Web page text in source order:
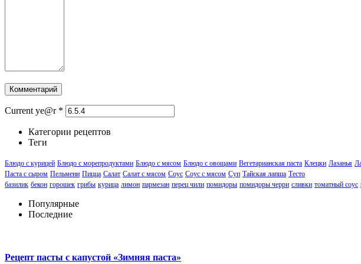
Current ye@r *
Категории рецептов
Теги
Блюдо с курицей Блюдо с морепродуктами Блюдо с мясом Блюдо с овощами Вегетарианская паста Клецки Лазанья
Паста с сыром Пельмени Пицца Салат Салат с мясом Соус Соус с мясом Суп Тайская лапша Тесто
базилик бекон горошек грибы курица лимон пармезан перец чили помидоры помидоры черри сливки томатный соус
Популярные
Последние
Рецепт пасты с капустой «Зимняя паста»